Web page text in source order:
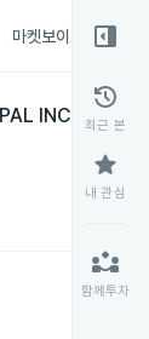
마켓보이스
INCOME FMN
right_panel_open
history
최근 본
star
내 관심
partner_exchange
함께투자